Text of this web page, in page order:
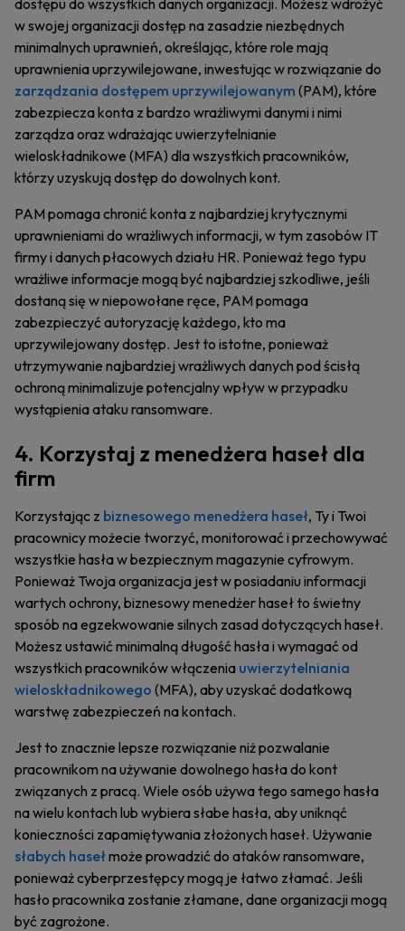
dostępu do wszystkich danych organizacji. Możesz wdrożyć
w swojej organizacji dostęp na zasadzie niezbędnych
minimalnych uprawnień, określając, które role mają
uprawnienia uprzywilejowane, inwestując w rozwiązanie do
zarządzania dostępem uprzywilejowanym (PAM), które
zabezpiecza konta z bardzo wrażliwymi danymi i nimi
zarządza oraz wdrażając uwierzytelnianie
wieloskładnikowe (MFA) dla wszystkich pracowników,
którzy uzyskują dostęp do dowolnych kont.
PAM pomaga chronić konta z najbardziej krytycznymi
uprawnieniami do wrażliwych informacji, w tym zasobów IT
firmy i danych płacowych działu HR. Ponieważ tego typu
wrażliwe informacje mogą być najbardziej szkodliwe, jeśli
dostaną się w niepowołane ręce, PAM pomaga
zabezpieczyć autoryzację każdego, kto ma
uprzywilejowany dostęp. Jest to istotne, ponieważ
utrzymywanie najbardziej wrażliwych danych pod ścisłą
ochroną minimalizuje potencjalny wpływ w przypadku
wystąpienia ataku ransomware.
4. Korzystaj z menedżera haseł dla
firm
Korzystając z biznesowego menedżera haseł, Ty i Twoi
pracownicy możecie tworzyć, monitorować i przechowywać
wszystkie hasła w bezpiecznym magazynie cyfrowym.
Ponieważ Twoja organizacja jest w posiadaniu informacji
wartych ochrony, biznesowy menedżer haseł to świetny
sposób na egzekwowanie silnych zasad dotyczących haseł.
Możesz ustawić minimalną długość hasła i wymagać od
wszystkich pracowników włączenia uwierzytelniania
wieloskładnikowego (MFA), aby uzyskać dodatkową
warstwę zabezpieczeń na kontach.
Jest to znacznie lepsze rozwiązanie niż pozwalanie
pracownikom na używanie dowolnego hasła do kont
związanych z pracą. Wiele osób używa tego samego hasła
na wielu kontach lub wybiera słabe hasła, aby uniknąć
konieczności zapamiętywania złożonych haseł. Używanie
słabych hasełmoże prowadzić do ataków ransomware,
ponieważ cyberprzestępcy mogą je łatwo złamać. Jeśli
hasło pracownika zostanie złamane, dane organizacji mogą
być zagrożone.